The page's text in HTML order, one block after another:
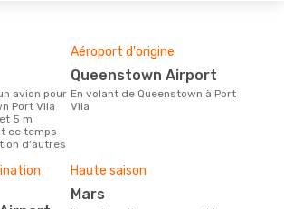
Port Vila
5 m
ce temps
d'autres
Aéroport d'origine
Queenstown Airport
En volant de Queenstown à Port
Vila
Haute saison
mars